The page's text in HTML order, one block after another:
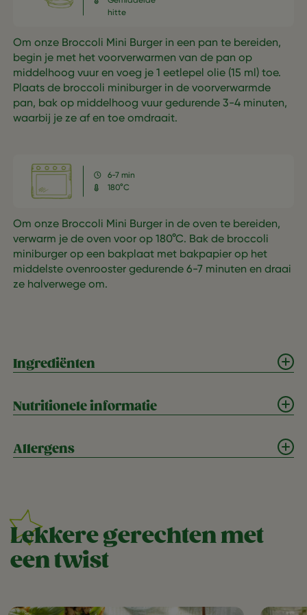
hitte
Om onze Broccoli Mini Burger in een pan te bereiden,
begin je met het voorverwarmen van de pan op
middelhoog vuur en voeg je 1 eetlepel olie (15 ml) toe.
Plaats de broccoli miniburger in de voorverwarmde
pan, bak op middelhoog vuur gedurende 3-4 minuten,
waarbij je ze af en toe omdraait.
6-7 min
180°C
Om onze Broccoli Mini Burger in de oven te bereiden,
verwarm je de oven voor op 180°C. Bak de broccoli
miniburger op een bakplaat met bakpapier op het
middelste ovenrooster gedurende 6-7 minuten en draai
ze halverwege om.
Ingrediënten
Nutritionele informatie
Allergens
Lekkere gerechten met
een twist